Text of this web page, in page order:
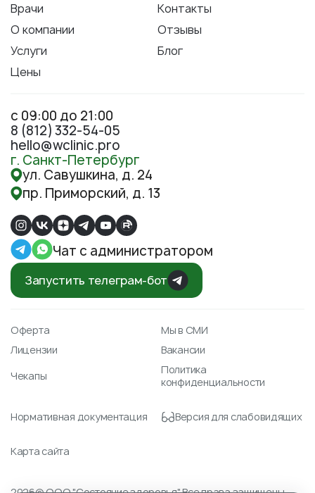
Врачи
Контакты
О компании
Отзывы
Услуги
Блог
Цены
с 09:00 до 21:00
8 (812) 332-54-05
hello@wclinic.pro
г. Санкт-Петербург
ул. Савушкина, д. 24
пр. Приморский, д. 13
Чат с администратором
Запустить телеграм-бот
Оферта
Мы в СМИ
Лицензии
Вакансии
Чекапы
Политика
конфиденциальности
Нормативная документация Версия для слабовидящих
Карта сайта